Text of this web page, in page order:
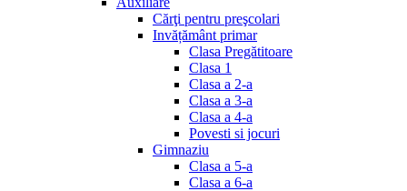
Cărţi pentru preşcolari
Invățământ primar
Clasa Pregătitoare
Clasa 1
Clasa a 2-a
Clasa a 3-a
Clasa a 4-a
Povesti si jocuri
Gimnaziu
Clasa a 5-a
Clasa a 6-a